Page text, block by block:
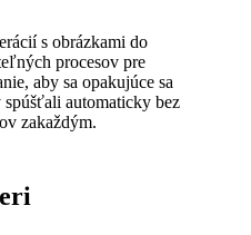
s obrázkami do
procesov pre
aby sa opakujúce sa
spúšťali automaticky bez
zakaždým.